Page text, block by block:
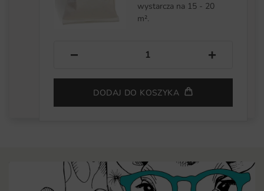
wystarcza na 15 - 20
m².
− +
DODAJ DO KOSZYKA